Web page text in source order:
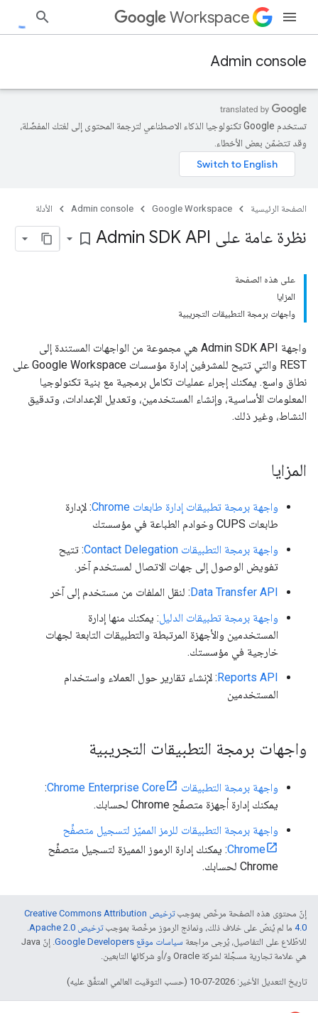
Workspace
Admin console
تستخدم Google تكنولوجيا الذكاء الاصطناعي لترجمة المحتوى إلى لغتك المفضّلة،
وقد تتضمّن بعض الأخطاء.
الصفحة الرئيسية Google Workspace
Admin console الأدلة
نظرة عامة على Admin SDK API bookmark_border
على هذه الصفحة
المزايا
واجهات برمجة التطبيقات التجريبية
واجهة Admin SDK API هي مجموعة من الواجهات المستندة إلى
REST والتي تتيح للمشرفين إدارة مؤسسات Google Workspace على
نطاق واسع. يمكنك إجراء عمليات تكامل برمجية مع بنية تكنولوجيا
المعلومات الأساسية، وإنشاء المستخدمين، وتعديل الإعدادات، وتدقيق
النشاط، وغير ذلك.
المزايا
واجهة برمجة تطبيقات إدارة طابعات Chrome
: لإدارة
طابعات CUPS وخوادم الطباعة في مؤسستك
واجهة برمجة التطبيقات Contact Delegation
: تتيح
تفويض الوصول إلى جهات الاتصال لمستخدم آخر.
Data Transfer API: لنقل الملفات من مستخدم إلى آخر
واجهة برمجة تطبيقات الدليل: يمكنك منها إدارة
المستخدمين والأجهزة المرتبطة والتطبيقات التابعة لجهات
خارجية في مؤسستك.
Reports API: لإنشاء تقارير حول العملاء واستخدام
المستخدمين
واجهات برمجة التطبيقات التجريبية
واجهة برمجة التطبيقات Chrome Enterprise Core
:
يمكنك إدارة أجهزة متصفّح Chrome لحسابك.
واجهة برمجة التطبيقات للرمز المميّز لتسجيل متصفِّح
Chrome: يمكنك إدارة الرموز المميزة لتسجيل متصفِّح
Chrome لحسابك.
إنّ محتوى هذه الصفحة مرخّص بموجب
ترخيص Creative Commons Attribution
4.0‏ ما لم يُنصّ على خلاف ذلك، ونماذج الرموز مرخّصة بموجبترخيص Apache 2.0‏
.
للاطّلاع على التفاصيل، يُرجى مراجعة سياسات موقع Google Developers‏
. إنّ Java
هي علامة تجارية مسجَّلة لشركة Oracle و/أو شركائها التابعين.
تاريخ التعديل الأخير: 2026-07-10 (حسب التوقيت العالمي المتفَّق عليه)